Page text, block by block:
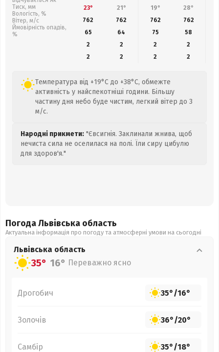
Тиск, мм
Вологість, %
Вітер, м/с
Ймовірність опадів,
%
23° 21° 19° 28°
762
762 762 762
65
64 75 58
2
2 2
2
2
2 2 2
Температура від +19°C до +38°C, обмежте
активність у найспекотніші години. Більшу
частину дня небо буде чистим, легкий вітер до 3
м/с.
Народні прикмети: "Євсигнія. Заклинали жнива, щоб
нечиста сила не оселилася на полі. Їли сиру цибулю
для здоров'я."
Погода Львівська область
Актуальна інформація про погоду та атмосферні умови на сьогодні
Львівська область
35° 16° Переважно ясно
Дрогобич 35°/16°
Золочів 36°/20°
Самбір 35°/18°